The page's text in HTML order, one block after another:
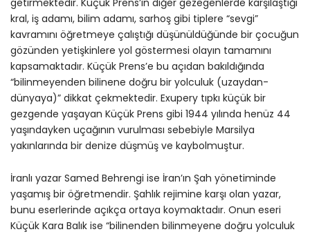
getirmektedir. Küçük Prens’in diğer gezegenlerde karşılaştığı
kral, iş adamı, bilim adamı, sarhoş gibi tiplere “sevgi”
kavramını öğretmeye çalıştığı düşünüldüğünde bir çocuğun
gözünden yetişkinlere yol göstermesi olayın tamamını
kapsamaktadır. Küçük Prens’e bu açıdan bakıldığında
“bilinmeyenden bilinene doğru bir yolculuk (uzaydan-
dünyaya)” dikkat çekmektedir. Exupery tıpkı küçük bir
gezgende yaşayan Küçük Prens gibi 1944 yılında henüz 44
yaşındayken uçağının vurulması sebebiyle Marsilya
yakınlarında bir denize düşmüş ve kaybolmuştur.
İranlı yazar Samed Behrengi ise İran’ın Şah yönetiminde
yaşamış bir öğretmendir. Şahlık rejimine karşı olan yazar,
bunu eserlerinde açıkça ortaya koymaktadır. Onun eseri
Küçük Kara Balık ise “bilinenden bilinmeyene doğru yolculuk